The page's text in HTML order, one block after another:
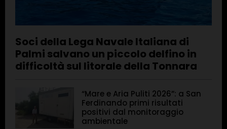
Soci della Lega Navale Italiana di
Palmi salvano un piccolo delfino in
difficoltà sul litorale della Tonnara
“Mare e Aria Puliti 2026”: a San
Ferdinando primi risultati
positivi dal monitoraggio
ambientale